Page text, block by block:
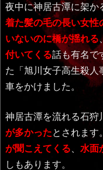
夜中に神居古潭に架か
着た髪の毛の長い女性
いないのに橋が揺れる
付いてくる話も有名で
た「旭川女子高生殺
車をかけました。
神居古潭を流れる石狩
が多かったとされます
が聞こえてくる
水面
しもあります。